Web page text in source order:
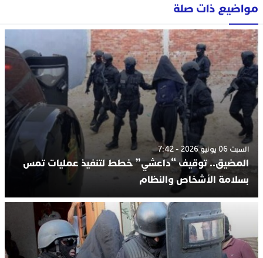
مواضيع ذات صلة
السبت 06 يونيو 2026 - 7:42
المضيق.. توقيف “داعشي” خطط لتنفيذ عمليات تمس
بسلامة الأشخاص والنظام